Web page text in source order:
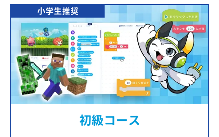
小学生推奨
初級コース